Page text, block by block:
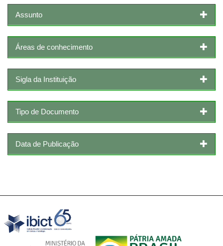
Assunto
Áreas de conhecimento
Sigla da Instituição
Tipo de Documento
Data de Publicação